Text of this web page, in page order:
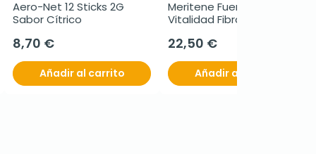
Aero-Net 12 Sticks 2G
Sabor Cítrico
8,70 €
Añadir al carrito
Meritene Fuerza y
Vitalidad Fibra Batido
22,50 €
Añadir al carrito